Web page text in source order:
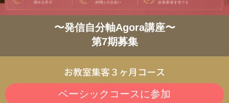
〜発信自分軸Agora講座〜
第7期募集
お教室集客３ヶ月コース
ベーシックコースに参加